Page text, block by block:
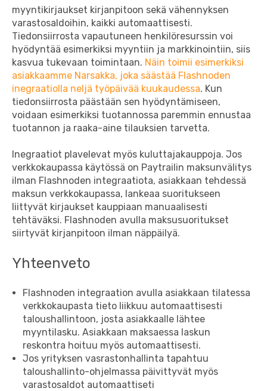
myyntikirjaukset kirjanpitoon sekä vähennyksen
varastosaldoihin, kaikki automaattisesti.
Tiedonsiirrosta vapautuneen henkilöresurssin voi
hyödyntää esimerkiksi myyntiin ja markkinointiin, siis
kasvua tukevaan toimintaan. Näin toimii esimerkiksi
asiakkaamme Narsakka, joka säästää Flashnoden
inegraatiolla neljä työpäivää kuukaudessa. Kun
tiedonsiirrosta päästään sen hyödyntämiseen,
voidaan esimerkiksi tuotannossa paremmin ennustaa
tuotannon ja raaka-aine tilauksien tarvetta.
Inegraatiot plavelevat myös kuluttajakauppoja. Jos
verkkokaupassa käytössä on Paytrailin maksunvälitys
ilman Flashnoden integraatiota, asiakkaan tehdessä
maksun verkkokaupassa, lankeaa suoritukseen
liittyvät kirjaukset kauppiaan manuaalisesti
tehtäväksi. Flashnoden avulla maksusuoritukset
siirtyvät kirjanpitoon ilman näppäilyä.
Yhteenveto
Flashnoden integraation avulla asiakkaan tilatessa
verkkokaupasta tieto liikkuu automaattisesti
taloushallintoon, josta asiakkaalle lähtee
myyntilasku. Asiakkaan maksaessa laskun
reskontra hoituu myös automaattisesti.
Jos yrityksen vasrastonhallinta tapahtuu
taloushallinto-ohjelmassa päivittyvät myös
varastosaldot automaattiseti